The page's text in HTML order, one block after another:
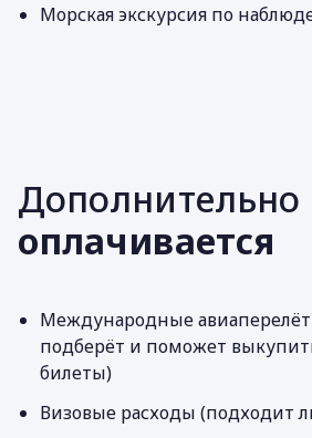
Морская экскурсия по
Дополнительно
оплачивается
Международные
подберёт и поможет
билеты)
Визовые расходы (подходит